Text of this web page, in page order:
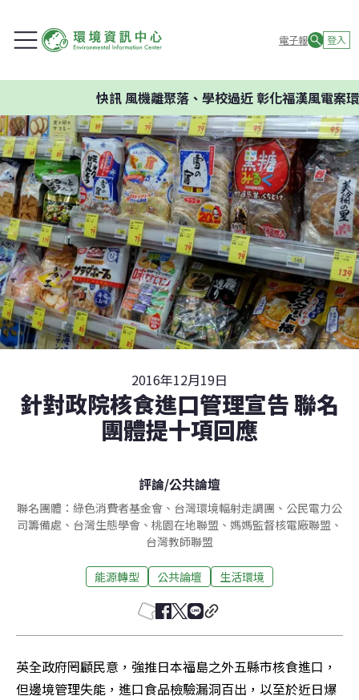
電子報 登入
快訊風機離聚落、學校過近 彰化福漢風電案環委
2016年12月19日
針對政院核食進口管理宣告 聯名
團體提十項回應
評論/公共論壇
聯名團體：綠色消費者基金會、台灣環境輻射走調團、公民電力公
司籌備處、台灣生態學會、桃園在地聯盟、媽媽監督核電廠聯盟、
台灣教師聯盟
能源轉型 公共論壇 生活環境
英全政府罔顧民意，強推日本福島之外五縣市核食進口，
但邊境管理失能，進口食品檢驗漏洞百出，以至於近日爆